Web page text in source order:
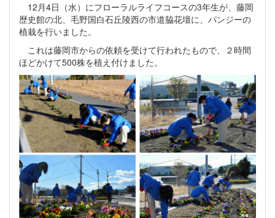
12月4日（水）にフローラルライフコースの3年生が、藤岡
歴史館の北、毛野国白石丘陵西の市道脇花壇に、パンジーの
植栽を行いました。
これは藤岡市からの依頼を受けて行われたもので、２時間
ほどかけて500株を植え付けました。